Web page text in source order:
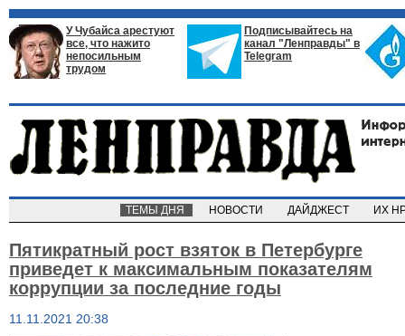
У Чубайса арестуют
все, что нажито
непосильным
трудом
Подписывайтесь на
канал "Ленправды" в
Telegram
ТЕМЫ ДНЯ НОВОСТИ ДАЙДЖЕСТ ИХ
Пятикратный рост взяток в Петербурге
приведет к максимальным показателям
коррупции за последние годы
11.11.2021 20:38